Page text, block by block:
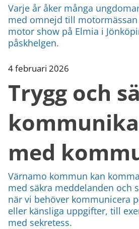
Varje år åker många
med omnejd till motormässan
motor show på Elmia i
påskhelgen.
4 februari 2026
Trygg och
med
Värnamo kommun kan
med säkra meddelanden och
när vi behöver kommunicera
eller känsliga uppgifter, till
med sekretess.